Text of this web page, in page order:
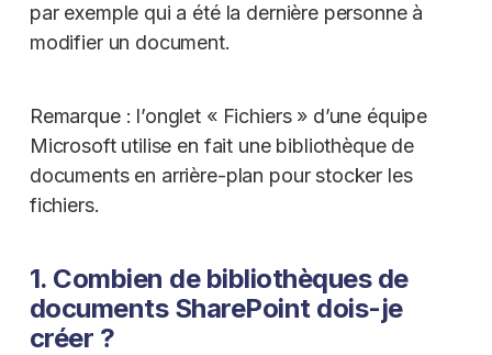
par exemple qui a été la dernière personne à
modifier un document.
Remarque : l’onglet « Fichiers » d’une équipe
Microsoft utilise en fait une bibliothèque de
documents en arrière-plan pour stocker les
fichiers.
1. Combien de bibliothèques de
documents SharePoint dois-je
créer ?